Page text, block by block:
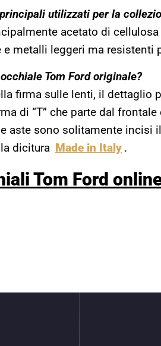
utilizzati per la
acetato di
e metalli leggeri ma resistenti
Tom Ford originale?
firma sulle lenti, il dettaglio
di “T” che parte dal
aste sono solitamente incisi
dicitura Made in Italy .
Tom Ford